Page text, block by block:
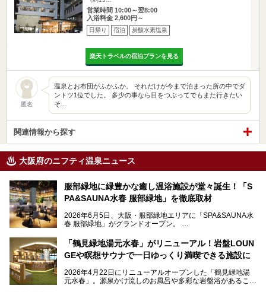
営業時間 10:00～翌8:00
入浴料金 2,600円～
日帰り 宿泊 炭酸水素塩泉
楽天トラベルの宿泊プランを見る
匿名
温泉とお布団がふかふか。 それだけが今まで泊まった所の中でダ
ントツ1位でした。 多少の事なら目をつぶってでもまた行きたい
そ…
関連情報から探す
大阪府のニフティ温泉ニュース
服部緑地に緑豊かな癒し温浴施設が堂々誕生！「S
PA&SAUNA水春 服部緑地」を徹底取材
2026年6月5日、大阪・服部緑地エリアに「SPA&SAUNA水
春 服部緑地」がグランドオープン。
当初の計画から約5年の時を経て誕生した本施設は、温泉・
サウナ・岩盤浴・フィットネス・ラウンジ・レストランなど
を融合した、これまでの“水春”のイメージをさらに進化させ
今回はオープン前の内覧会に参加し、館内のこだわりポイン
「鶴見緑地湯元水春」がリニューアル！岩盤LOUN
GEや瞑想サウナで一日ゆっくり満喫できる施設に
2026年4月22日にリニューアルオープンした「鶴見緑地湯
元水春」。源泉かけ流しのお風呂や多彩な岩盤浴があること